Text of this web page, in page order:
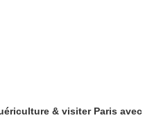
& visiter Paris avec